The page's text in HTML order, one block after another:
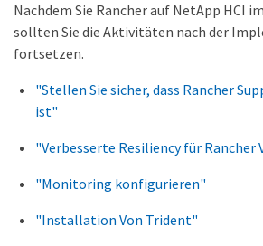
Nachdem Sie Rancher auf NetApp HCI
sollten Sie die Aktivitäten nach der
fortsetzen.
"Stellen Sie sicher, dass Rancher
ist"
"Verbesserte Resiliency für Rancher
"Monitoring konfigurieren"
"Installation Von Trident"